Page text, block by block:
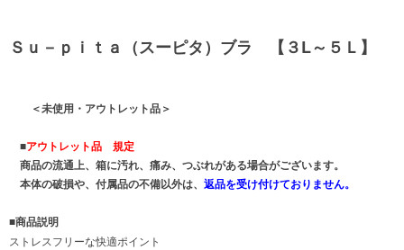
Ｓｕ－ｐｉｔａ（スーピタ）ブラ 【３L～５Ｌ】
＜未使用・アウトレット品＞
■アウトレット品 規定
商品の流通上、箱に汚れ、痛み、つぶれがある場合がございます。
本体の破損や、付属品の不備以外は、 返品を受け付けておりません。
■商品説明
ストレスフリーな快適ポイント